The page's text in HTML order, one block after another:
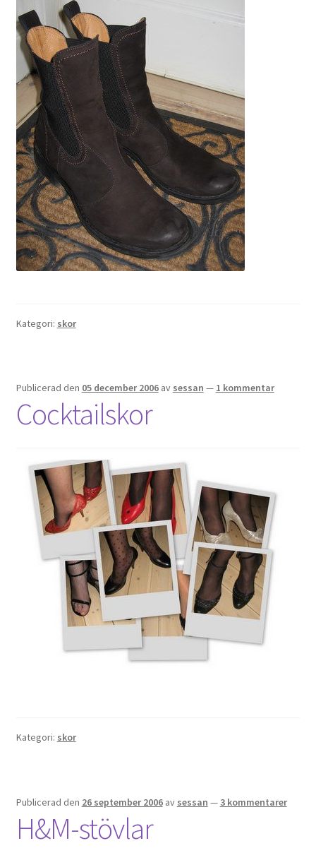
Kategori: skor
Publicerad den 05 december 2006 av sessan — 1 kommentar
Cocktailskor
Kategori: skor
Publicerad den 26 september 2006 av sessan — 3 kommentarer
H&M-stövlar